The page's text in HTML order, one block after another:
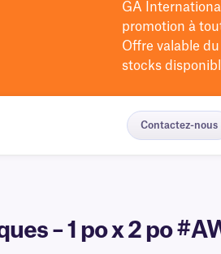
GA
promotion à
Offre valable
stocks
Contactez-nous
– 1 po x 2 po